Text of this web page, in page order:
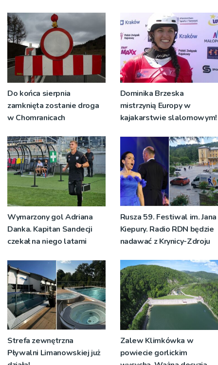
Do końca sierpnia
zamknięta zostanie droga
w Chomranicach
Dominika Brzeska
mistrzynią Europy w
kajakarstwie slalomowym!
Wymarzony gol Adriana
Danka. Kapitan Sandecji
czekał na niego latami
Rusza 59. Festiwal im. Jana
Kiepury. Radio RDN będzie
nadawać z Krynicy-Zdroju
Strefa zewnętrzna
Pływalni Limanowskiej już
Zalew Klimkówka w
powiecie gorlickim